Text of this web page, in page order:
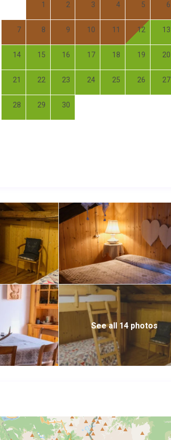
1 2 3 4 5 6
7 8 9 10 11 12 13
14 15 16 17 18 19 20
21 22 23 24 25 26 27
28 29 30
See all 14 photos